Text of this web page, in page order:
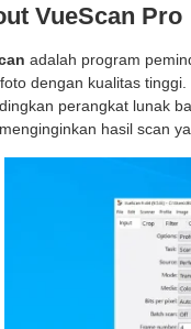
VueScan Pro
adalah program
dengan kualitas
perangkat lunak
hasil scan